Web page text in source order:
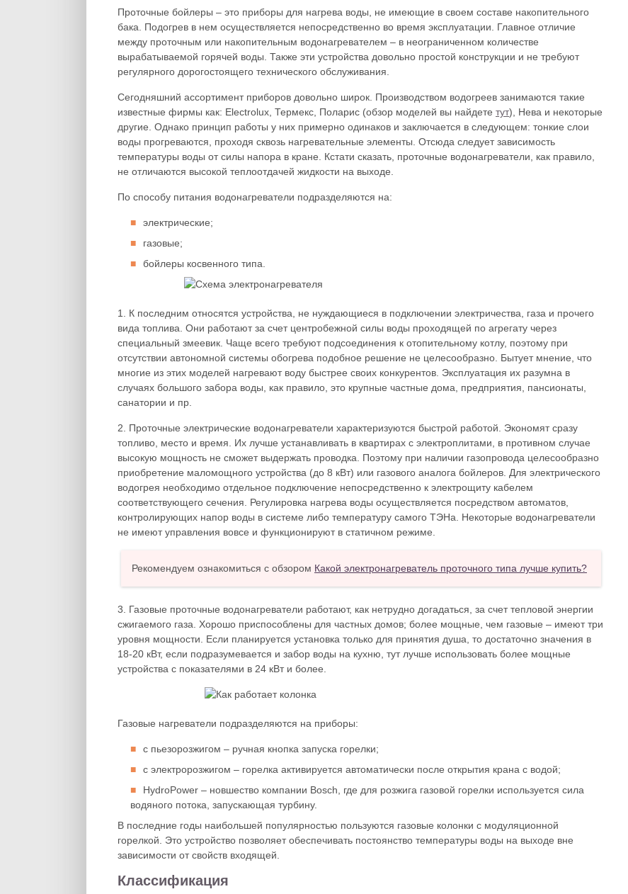
Проточные бойлеры – это приборы для нагрева воды, не имеющие в своем составе накопительного
бака. Подогрев в нем осуществляется непосредственно во время эксплуатации. Главное отличие
между проточным или накопительным водонагревателем – в неограниченном количестве
вырабатываемой горячей воды. Также эти устройства довольно простой конструкции и не требуют
регулярного дорогостоящего технического обслуживания.
Сегодняшний ассортимент приборов довольно широк. Производством водогреев занимаются такие
известные фирмы как: Electrolux, Термекс, Поларис (обзор моделей вы найдете тут), Нева и некоторые
другие. Однако принцип работы у них примерно одинаков и заключается в следующем: тонкие слои
воды прогреваются, проходя сквозь нагревательные элементы. Отсюда следует зависимость
температуры воды от силы напора в кране. Кстати сказать, проточные водонагреватели, как правило,
не отличаются высокой теплоотдачей жидкости на выходе.
По способу питания водонагреватели подразделяются на:
электрические;
газовые;
бойлеры косвенного типа.
1. К последним относятся устройства, не нуждающиеся в подключении электричества, газа и прочего
вида топлива. Они работают за счет центробежной силы воды проходящей по агрегату через
специальный змеевик. Чаще всего требуют подсоединения к отопительному котлу, поэтому при
отсутствии автономной системы обогрева подобное решение не целесообразно. Бытует мнение, что
многие из этих моделей нагревают воду быстрее своих конкурентов. Эксплуатация их разумна в
случаях большого забора воды, как правило, это крупные частные дома, предприятия, пансионаты,
санатории и пр.
2. Проточные электрические водонагреватели характеризуются быстрой работой. Экономят сразу
топливо, место и время. Их лучше устанавливать в квартирах с электроплитами, в противном случае
высокую мощность не сможет выдержать проводка. Поэтому при наличии газопровода целесообразно
приобретение маломощного устройства (до 8 кВт) или газового аналога бойлеров. Для электрического
водогрея необходимо отдельное подключение непосредственно к электрощиту кабелем
соответствующего сечения. Регулировка нагрева воды осуществляется посредством автоматов,
контролирующих напор воды в системе либо температуру самого ТЭНа. Некоторые водонагреватели
не имеют управления вовсе и функционируют в статичном режиме.
Рекомендуем ознакомиться с обзором Какой электронагреватель проточного типа лучше купить?
3. Газовые проточные водонагреватели работают, как нетрудно догадаться, за счет тепловой энергии
сжигаемого газа. Хорошо приспособлены для частных домов; более мощные, чем газовые – имеют три
уровня мощности. Если планируется установка только для принятия душа, то достаточно значения в
18-20 кВт, если подразумевается и забор воды на кухню, тут лучше использовать более мощные
устройства с показателями в 24 кВт и более.
Газовые нагреватели подразделяются на приборы:
с пьезорозжигом – ручная кнопка запуска горелки;
с электророзжигом – горелка активируется автоматически после открытия крана с водой;
HydroPower – новшество компании Bosch, где для розжига газовой горелки используется сила
водяного потока, запускающая турбину.
В последние годы наибольшей популярностью пользуются газовые колонки с модуляционной
горелкой. Это устройство позволяет обеспечивать постоянство температуры воды на выходе вне
зависимости от свойств входящей.
Классификация